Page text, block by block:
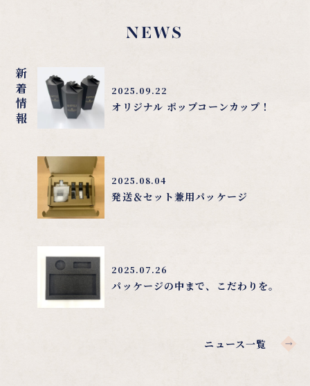
NEWS
新着情報 2025.09.22
オリジナル ポップコーンカップ！
2025.08.04
発送＆セット兼用パッケージ
2025.07.26
パッケージの中まで、こだわりを。
ニュース一覧